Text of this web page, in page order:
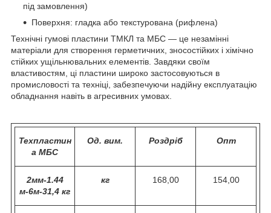
під замовлення)
Поверхня: гладка або текстурована (рифлена)
Технічні гумові пластини ТМКЛ та МБС — це незамінні
матеріали для створення герметичних, зносостійких і хімічно
стійких ущільнювальних елементів. Завдяки своїм
властивостям, ці пластини широко застосовуються в
промисловості та техніці, забезпечуючи надійну експлуатацію
обладнання навіть в агресивних умовах.
Техпластин
а МБС
Од. вим. Роздріб Опт
2мм-1.44
м-6м-31,4 кг
кг 168,00 154,00